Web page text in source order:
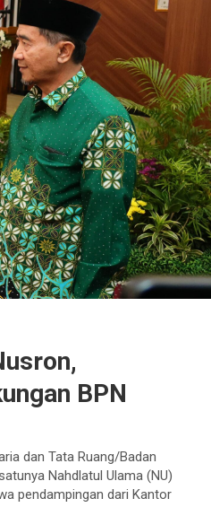
BPN
dan Tata Ruang/Badan
Nahdlatul Ulama (NU)
pendampingan dari Kantor